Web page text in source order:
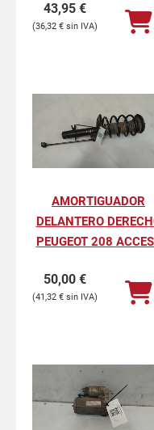
43,95 €
36,32 €
AMORTIGUADOR
DELANTERO
PEUGEOT 208
50,00 €
41,32 €